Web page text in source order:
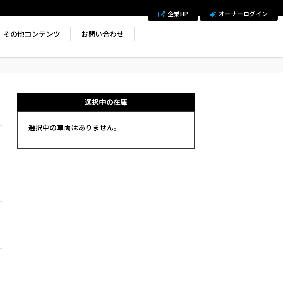
企業HP オーナーログイン
その他コンテンツ お問い合わせ
選択中の在庫
選択中の車両はありません。